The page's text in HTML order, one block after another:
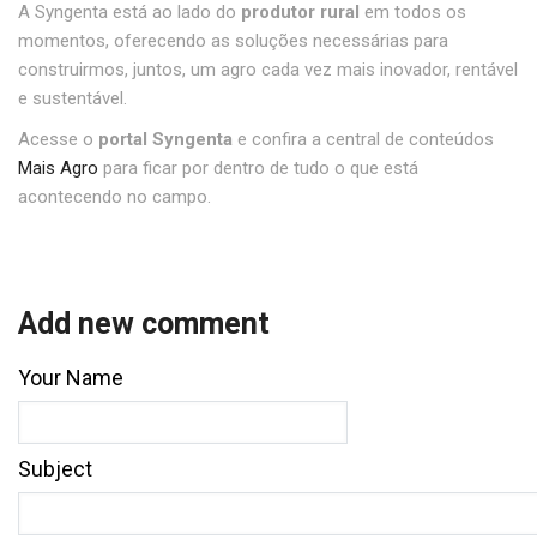
A Syngenta está ao lado do produtor rural em todos os
momentos, oferecendo as soluções necessárias para
construirmos, juntos, um agro cada vez mais inovador, rentável
e sustentável.
Acesse o portal Syngenta e confira a central de conteúdos
Mais Agro para ficar por dentro de tudo o que está
acontecendo no campo.
Add new comment
Your Name
Subject